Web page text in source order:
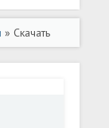
» Скачать
все) на